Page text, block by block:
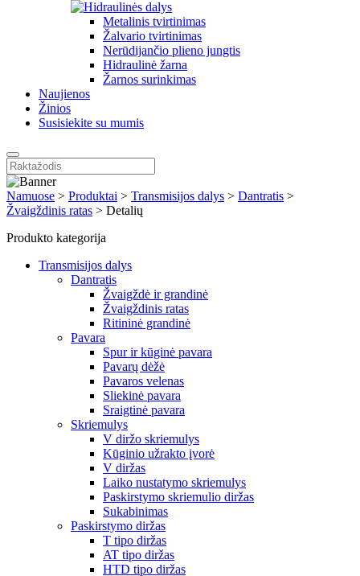
Metalinis tvirtinimas
Žalvario tvirtinimas
Nerūdijančio plieno jungtis
Hidraulinė žarna
Žarnos surinkimas
Naujienos
Žinios
Susisiekite su mumis
Namuose > Produktai > Transmisijos dalys > Dantratis >
Žvaigždinis ratas > Detalių
Produkto kategorija
Transmisijos dalys
Dantratis
Žvaigždė ir grandinė
Žvaigždinis ratas
Ritininė grandinė
Pavara
Spur ir kūginė pavara
Pavarų dėžė
Pavaros velenas
Sliekinė pavara
Sraigtinė pavara
Skriemulys
V diržo skriemulys
Kūginio užrakto įvorė
V diržas
Laiko nustatymo skriemulys
Paskirstymo skriemulio diržas
Sukabinimas
Paskirstymo diržas
T tipo diržas
AT tipo diržas
HTD tipo diržas